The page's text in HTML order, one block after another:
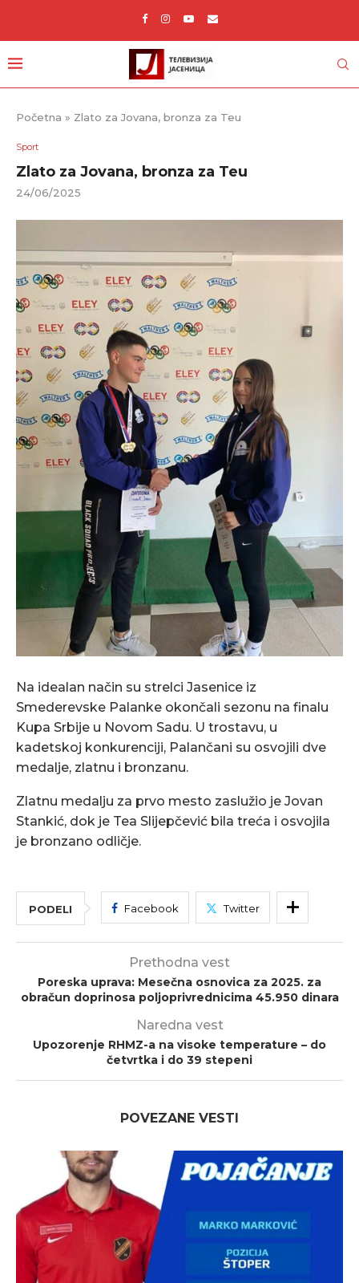
Početna » Zlato za Jovana, bronza za Teu
Sport
Zlato za Jovana, bronza za Teu
24/06/2025
Na idealan način su strelci Jasenice iz
Smederevske Palanke okončali sezonu na finalu
Kupa Srbije u Novom Sadu. U trostavu, u
kadetskoj konkurenciji, Palančani su osvojili dve
medalje, zlatnu i bronzanu.
Zlatnu medalju za prvo mesto zaslužio je Jovan
Stankić, dok je Tea Slijepčević bila treća i osvojila
je bronzano odličje.
PODELI Facebook Twitter
Prethodna vest
Poreska uprava: Mesečna osnovica za 2025. za
obračun doprinosa poljoprivrednicima 45.950 dinara
Naredna vest
Upozorenje RHMZ-a na visoke temperature – do
četvrtka i do 39 stepeni
POVEZANE VESTI